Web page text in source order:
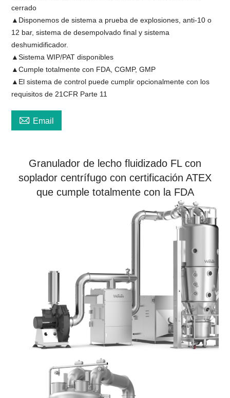
cerrado
▲Disponemos de sistema a prueba de explosiones, anti-10 o
12 bar, sistema de desempolvado final y sistema
deshumidificador.
▲Sistema WIP/PAT disponibles
▲Cumple totalmente con FDA, CGMP, GMP
▲El sistema de control puede cumplir opcionalmente con los
requisitos de 21CFR Parte 11
 Email
Granulador de lecho fluidizado FL con
soplador centrífugo con certificación ATEX
que cumple totalmente con la FDA